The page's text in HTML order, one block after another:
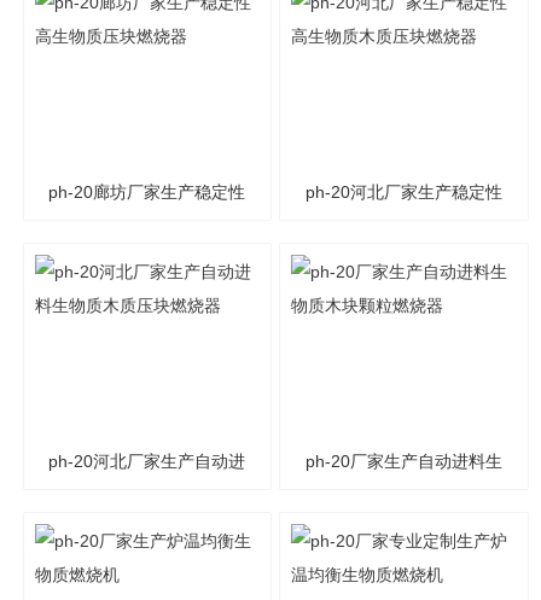
ph-20廊坊厂家生产稳定性 ph-20河北厂家生产稳定性
ph-20河北厂家生产自动进 ph-20厂家生产自动进料生